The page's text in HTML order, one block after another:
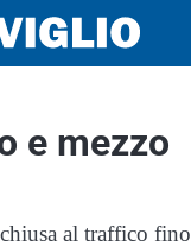
e mezzo
al traffico fino